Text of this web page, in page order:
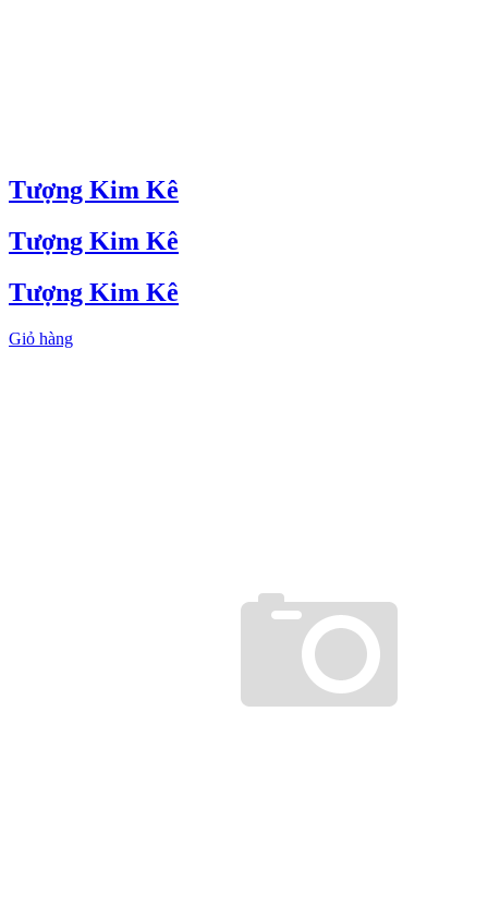
Tượng Kim Kê
Tượng Kim Kê
Tượng Kim Kê
Giỏ hàng